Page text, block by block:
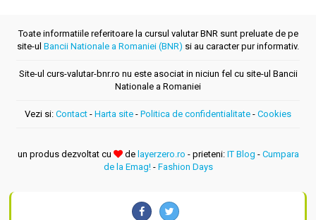
Toate informatiile referitoare la cursul valutar BNR sunt preluate de pe
site-ul Bancii Nationale a Romaniei (BNR) si au caracter pur informativ.
Site-ul curs-valutar-bnr.ro nu este asociat in niciun fel cu site-ul Bancii
Nationale a Romaniei
Vezi si: Contact - Harta site - Politica de confidentialitate - Cookies
un produs dezvoltat cu de layerzero.ro - prieteni: IT Blog - Cumpara
de la Emag!- Fashion Days